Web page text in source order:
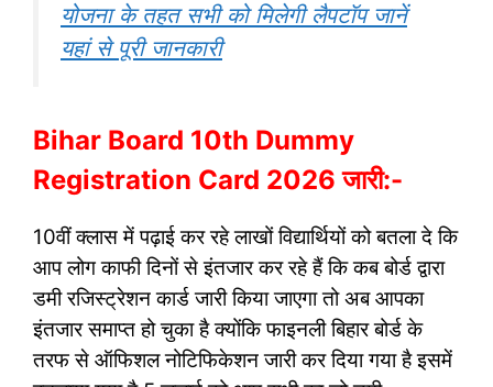
योजना के तहत सभी को मिलेगी लैपटॉप जानें
यहां से पूरी जानकारी
Bihar Board 10th Dummy
Registration Card 2026 जारी:-
10वीं क्लास में पढ़ाई कर रहे लाखों विद्यार्थियों को बतला दे कि
आप लोग काफी दिनों से इंतजार कर रहे हैं कि कब बोर्ड द्वारा
डमी रजिस्ट्रेशन कार्ड जारी किया जाएगा तो अब आपका
इंतजार समाप्त हो चुका है क्योंकि फाइनली बिहार बोर्ड के
तरफ से ऑफिशल नोटिफिकेशन जारी कर दिया गया है इसमें